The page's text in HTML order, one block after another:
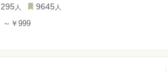
295 人 9645 人
～￥999